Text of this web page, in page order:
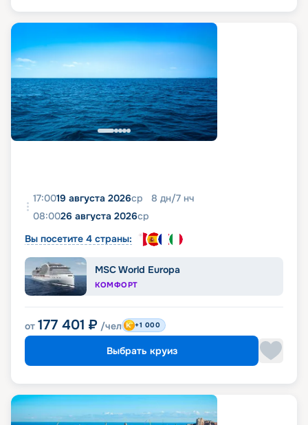
17:0019 августа 2026ср 8 дн/7 нч
08:0026 августа 2026ср
Вы посетите 4 страны:
MSC World Europa
КОМФОРТ
от 177 401 ₽ /чел +1 000
Выбрать круиз